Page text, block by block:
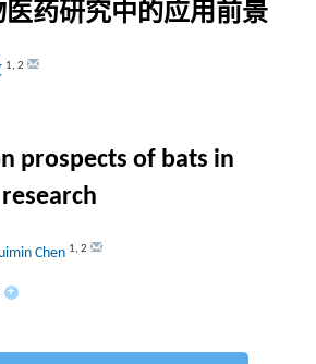
药研究中的应用前景
1, 2
prospects of bats in
Chen 1, 2
+